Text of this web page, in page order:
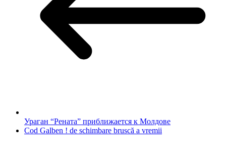
Ураган “Рената” приближается к Молдове
Cod Galben ! de schimbare bruscă a vremii